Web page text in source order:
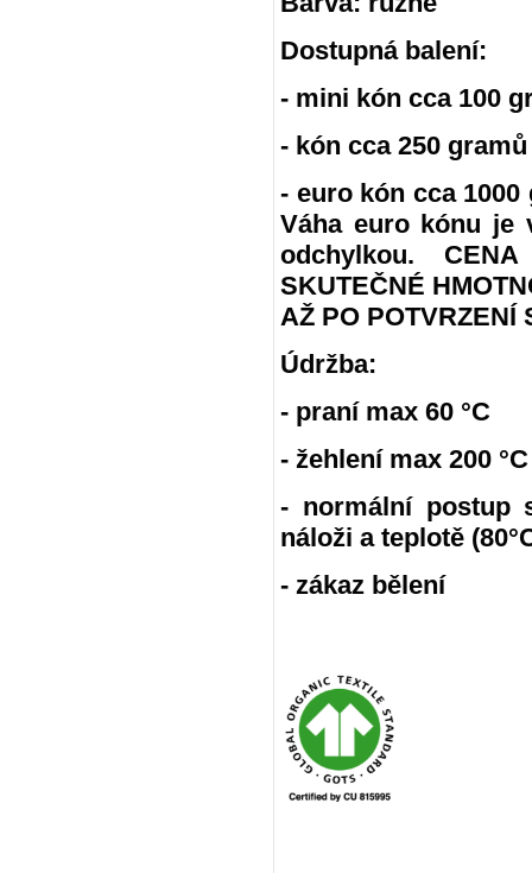
Dostupná balení:
- mini kón cca 100
- kón cca 250
- euro kón cca 1000
Váha euro kónu je
odchylkou.
SKUTEČNÉ
AŽ PO POTVRZENÍ
Údržba:
- praní max 60 °C
- žehlení max 200 °C
- normální postup
náloži a teplotě
- zákaz bělení